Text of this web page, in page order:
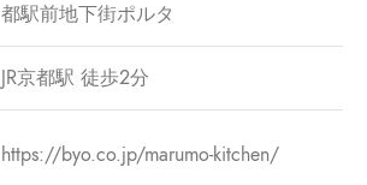
都駅前地下街ポルタ
JR京都駅 徒歩2分
https://byo.co.jp/marumo-kitchen/